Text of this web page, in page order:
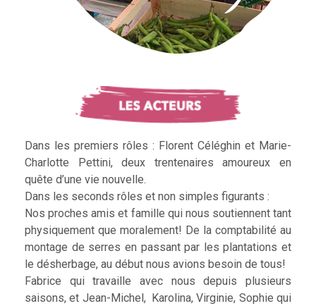
Dans les premiers rôles : Florent Céléghin et Marie-
Charlotte Pettini, deux trentenaires amoureux en
quête d’une vie nouvelle.
Dans les seconds rôles et non simples figurants :
Nos proches amis et famille qui nous soutiennent tant
physiquement que moralement! De la comptabilité au
montage de serres en passant par les plantations et
le désherbage, au début nous avions besoin de tous!
Fabrice qui travaille avec nous depuis plusieurs
saisons, et Jean-Michel, Karolina, Virginie, Sophie qui